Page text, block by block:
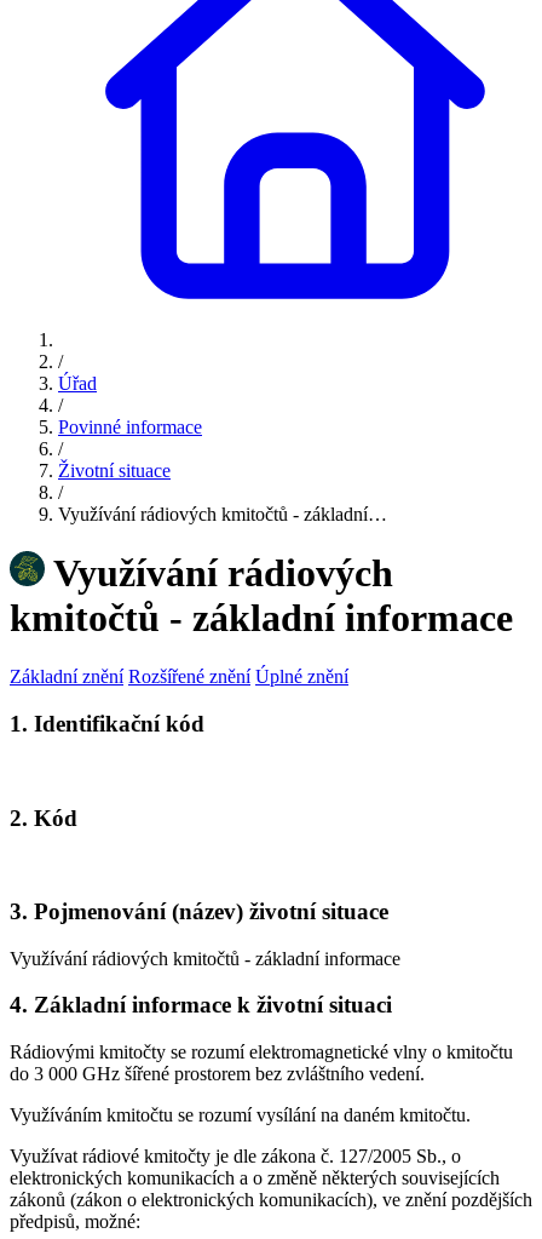
/
Úřad
/
Povinné informace
/
Životní situace
/
Využívání rádiových kmitočtů - základní…
Využívání rádiových
kmitočtů - základní informace
Základní znění Rozšířené znění Úplné znění
1. Identifikační kód
2. Kód
3. Pojmenování (název) životní situace
Využívání rádiových kmitočtů - základní informace
4. Základní informace k životní situaci
Rádiovými kmitočty se rozumí elektromagnetické vlny o kmitočtu
do 3 000 GHz šířené prostorem bez zvláštního vedení.
Využíváním kmitočtu se rozumí vysílání na daném kmitočtu.
Využívat rádiové kmitočty je dle zákona č. 127/2005 Sb., o
elektronických komunikacích a o změně některých souvisejících
zákonů (zákon o elektronických komunikacích), ve znění pozdějších
předpisů, možné: